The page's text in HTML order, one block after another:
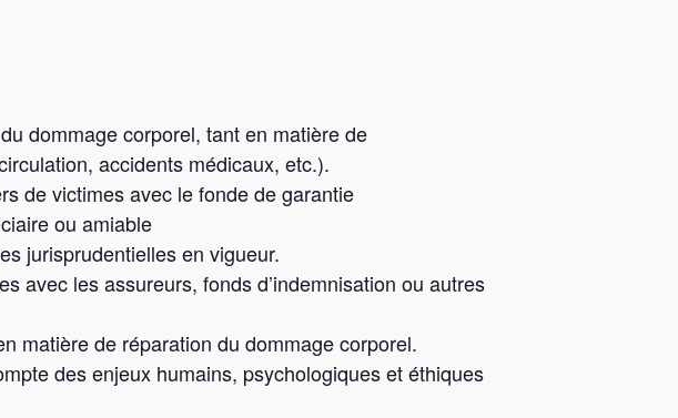
dommage corporel, tant en matière de
accidents médicaux, etc.).
de victimes avec le fonde de garantie
ou amiable
jurisprudentielles en vigueur.
avec les assureurs, fonds d’indemnisation ou autres
matière de réparation du dommage corporel.
des enjeux humains, psychologiques et éthiques